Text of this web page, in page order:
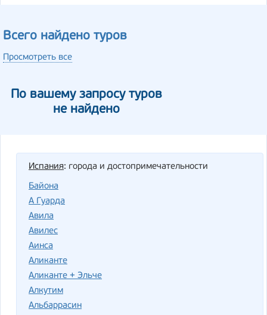
Всего найдено туров
Просмотреть все
По вашему запросу туров
не найдено
Испания: города и достопримечательности
Байона
А Гуарда
Авила
Авилес
Аинса
Аликанте
Аликанте + Эльче
Алкутим
Альбаррасин